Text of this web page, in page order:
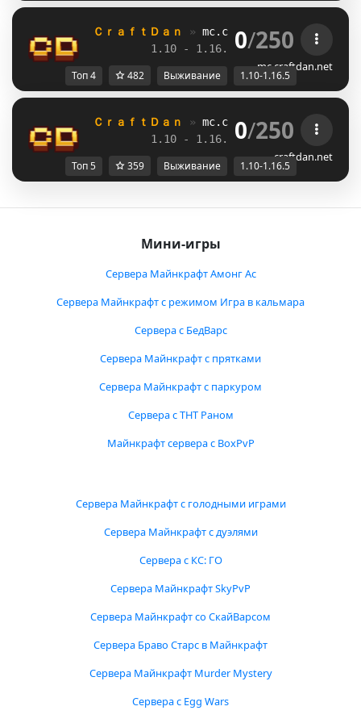
ＣｒａｆｔＤａｎ » mc.craftdan.net //
1.10 - 1.16.5 //
0/250
mc.craftdan.net
Топ 4 482 Выживание 1.10-1.16.5
ＣｒａｆｔＤａｎ » mc.craftdan.net //
1.10 - 1.16.5 //
0/250
craftdan.net
Топ 5 359 Выживание 1.10-1.16.5
Мини-игры
Сервера Майнкрафт Амонг Ас
Сервера Майнкрафт с режимом Игра в кальмара
Сервера с БедВарс
Сервера Майнкрафт с прятками
Сервера Майнкрафт с паркуром
Сервера с ТНТ Раном
Майнкрафт сервера с BoxPvP
Сервера Майнкрафт с голодными играми
Сервера Майнкрафт с дуэлями
Сервера с КС: ГО
Сервера Майнкрафт SkyPvP
Сервера Майнкрафт со СкайВарсом
Сервера Браво Старс в Майнкрафт
Сервера Майнкрафт Murder Mystery
Сервера с Egg Wars